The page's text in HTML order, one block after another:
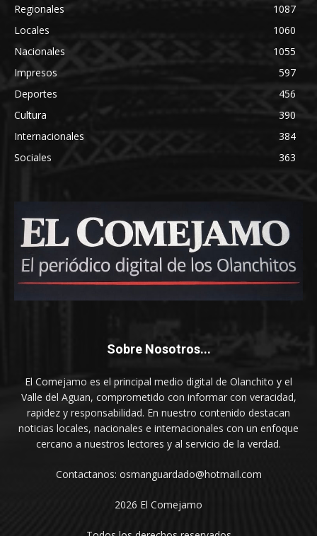
Regionales
1087
Locales
1060
Nacionales
1055
Impresos
597
Deportes
456
Cultura
390
Internacionales
384
Sociales
363
Sobre Nosotros...
El Comejamo es el principal medio digital de Olanchito y el
Valle del Aguan, comprometido con informar con veracidad,
rapidez y responsabilidad. En nuestro contenido destacan
noticias locales, nacionales e internacionales con un enfoque
cercano a nuestros lectores y al servicio de la verdad.
Contactanos: osmanguardado@hotmail.com
2026 El Comejamo